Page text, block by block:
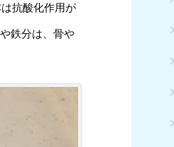
抗酸化作用が
鉄分は、骨や